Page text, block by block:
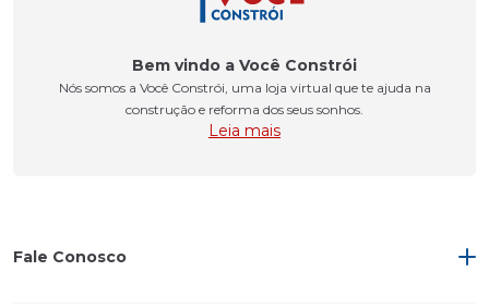
Bem vindo a Você Constrói
Nós somos a Você Constrói, uma loja virtual que te ajuda na
construção e reforma dos seus sonhos.
Leia mais
Fale Conosco